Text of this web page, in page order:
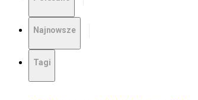
Najnowsze
Tagi